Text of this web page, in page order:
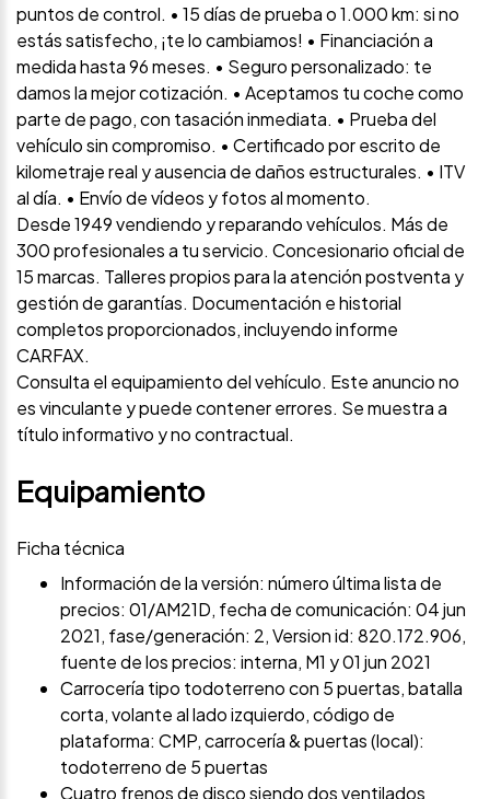
puntos de control. • 15 días de prueba o 1.000 km: si no
estás satisfecho, ¡te lo cambiamos! • Financiación a
medida hasta 96 meses. • Seguro personalizado: te
damos la mejor cotización. • Aceptamos tu coche como
parte de pago, con tasación inmediata. • Prueba del
vehículo sin compromiso. • Certificado por escrito de
kilometraje real y ausencia de daños estructurales. • ITV
al día. • Envío de vídeos y fotos al momento.
Desde 1949 vendiendo y reparando vehículos. Más de
300 profesionales a tu servicio. Concesionario oficial de
15 marcas. Talleres propios para la atención postventa y
gestión de garantías. Documentación e historial
completos proporcionados, incluyendo informe
CARFAX.
Consulta el equipamiento del vehículo. Este anuncio no
es vinculante y puede contener errores. Se muestra a
título informativo y no contractual.
Equipamiento
Ficha técnica
Información de la versión: número última lista de
precios: 01/AM21D, fecha de comunicación: 04 jun
2021, fase/generación: 2, Version id: 820.172.906,
fuente de los precios: interna, M1 y 01 jun 2021
Carrocería tipo todoterreno con 5 puertas, batalla
corta, volante al lado izquierdo, código de
plataforma: CMP, carrocería & puertas (local):
todoterreno de 5 puertas
Cuatro frenos de disco siendo dos ventilados